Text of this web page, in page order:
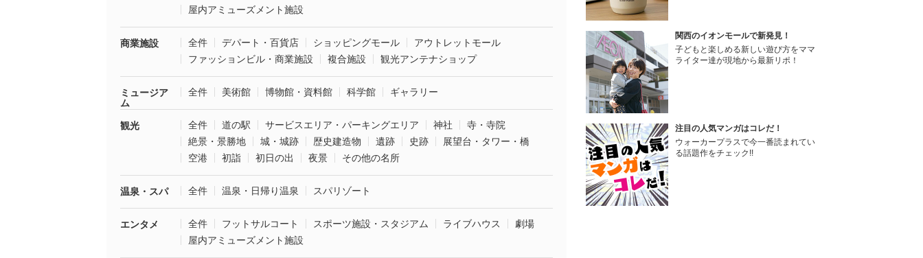
屋内アミューズメント施設
商業施設 全件 デパート・百貨店 ショッピングモール
アウトレットモール
ファッションビル・商業施設
複合施設 観光アンテナショップ
ミュージア
ム
全件 美術館 博物館・資料館 科学館 ギャラリー
観光 全件 道の駅 サービスエリア・パーキングエリア 神社
寺・寺院
絶景・景勝地
城・城跡 歴史建造物 遺跡 史跡
展望台・タワー・橋
空港
初詣 初日の出 夜景 その他の名所
温泉・スパ 全件 温泉・日帰り温泉 スパリゾート
エンタメ 全件 フットサルコート スポーツ施設・スタジアム ライブハウス
劇場
屋内アミューズメント施設
関西のイオンモールで新発見！
子どもと楽しめる新しい遊び方をママ
ライター達が現地から最新リポ！
注目の人気マンガはコレだ！
ウォーカープラスで今一番読まれてい
る話題作をチェック!!